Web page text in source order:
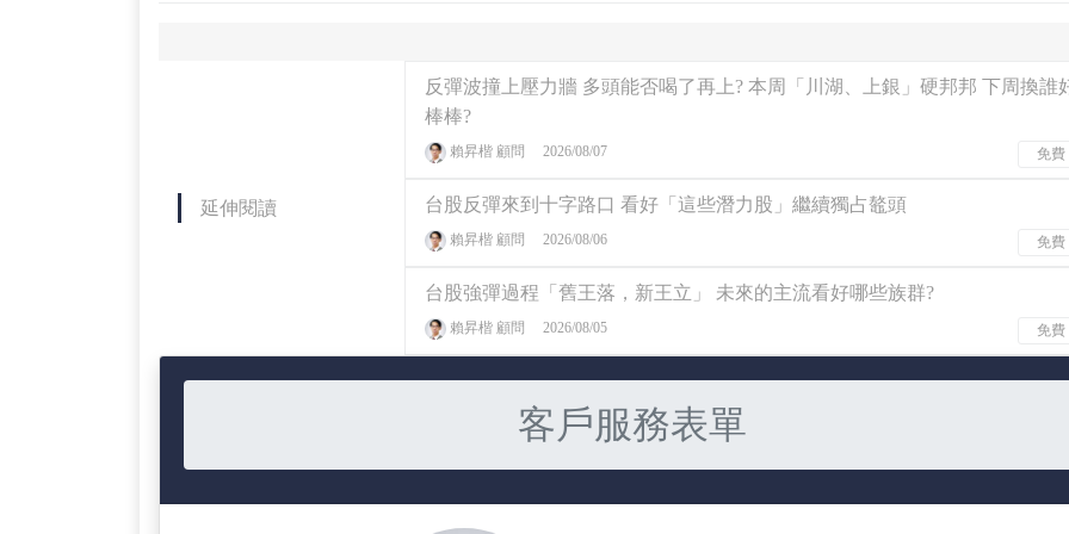
延伸閱讀
反彈波撞上壓力牆 多頭能否喝了再上? 本周「川湖、上銀」硬邦邦 下周換誰
棒棒?
賴昇楷 顧問 2026/08/07 免費
台股反彈來到十字路口 看好「這些潛力股」繼續獨占鼇頭
賴昇楷 顧問 2026/08/06 免費
台股強彈過程「舊王落，新王立」 未來的主流看好哪些族群?
賴昇楷 顧問 2026/08/05 免費
客戶服務表單